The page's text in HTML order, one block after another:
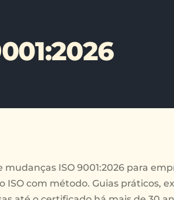
ISO 9001:2026 para
com método. Guias práticos,